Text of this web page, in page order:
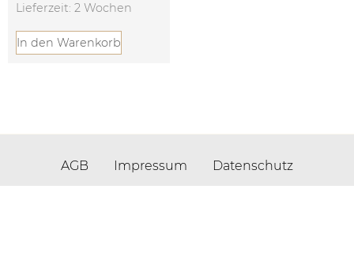
Lieferzeit: 2 Wochen
In den Warenkorb
AGB Impressum Datenschutz